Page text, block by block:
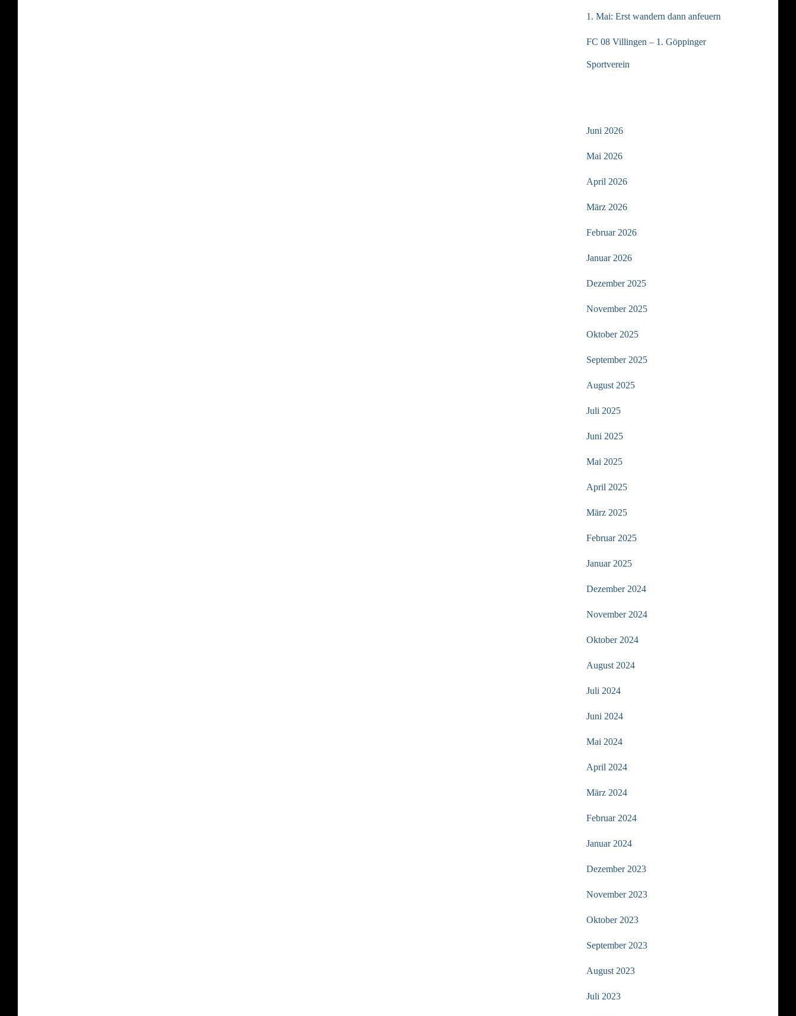
1. Mai: Erst wandern dann anfeuern
FC 08 Villingen – 1. Göppinger
Sportverein
Juni 2026
Mai 2026
April 2026
März 2026
Februar 2026
Januar 2026
Dezember 2025
November 2025
Oktober 2025
September 2025
August 2025
Juli 2025
Juni 2025
Mai 2025
April 2025
März 2025
Februar 2025
Januar 2025
Dezember 2024
November 2024
Oktober 2024
August 2024
Juli 2024
Juni 2024
Mai 2024
April 2024
März 2024
Februar 2024
Januar 2024
Dezember 2023
November 2023
Oktober 2023
September 2023
August 2023
Juli 2023